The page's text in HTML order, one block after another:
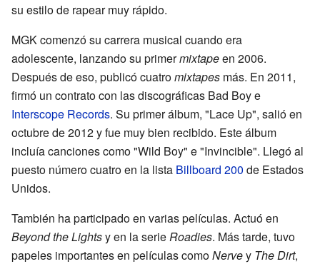
su estilo de rapear muy rápido.
MGK comenzó su carrera musical cuando era
adolescente, lanzando su primermixtapeen 2006.
Después de eso, publicó cuatromixtapes más. En 2011,
firmó un contrato con las discográficas Bad Boy e
Interscope Records. Su primer álbum, "Lace Up", salió en
octubre de 2012 y fue muy bien recibido. Este álbum
incluía canciones como "Wild Boy" e "Invincible". Llegó al
puesto número cuatro en la lista Billboard 200 de Estados
Unidos.
También ha participado en varias películas. Actuó en
Beyond the Lightsy en la serieRoadies. Más tarde, tuvo
papeles importantes en películas comoNervey The Dirt,